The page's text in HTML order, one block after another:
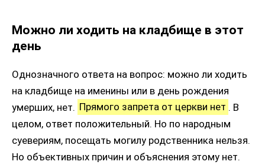
Можно ли ходить на кладбище в этот
день
Однозначного ответа на вопрос: можно ли ходить
на кладбище на именины или в день рождения
умерших, нет. Прямого запрета от церкви нет . В
целом, ответ положительный. Но по народным
суевериям, посещать могилу родственника нельзя.
Но объективных причин и объяснения этому нет.